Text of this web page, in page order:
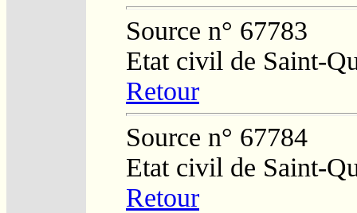
Source n° 67783
Etat civil de Saint-
Retour
Source n° 67784
Etat civil de Saint-
Retour